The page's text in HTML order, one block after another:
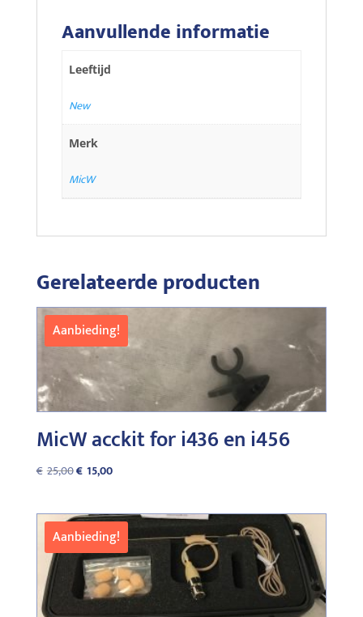
Aanvullende informatie
Leeftijd
New
Merk
MicW
Gerelateerde producten
Aanbieding!
MicW acckit for i436 en i456
€ 25,00Oorspronkelijke
€25,00.
€ 15,00Huidige
€15,00.
Aanbieding!